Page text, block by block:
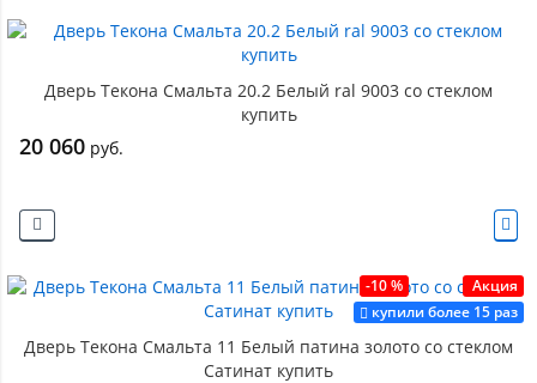
Дверь Текона Смальта 20.2 Белый ral 9003 со стеклом
купить
20 060 руб.
-10 %
Акция
купили более 15 раз
Дверь Текона Смальта 11 Белый патина золото со стеклом
Сатинат купить